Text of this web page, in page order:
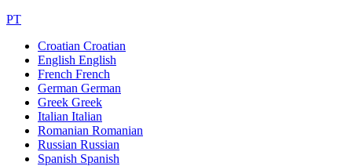
PT
Croatian Croatian
English English
French French
German German
Greek Greek
Italian Italian
Romanian Romanian
Russian Russian
Spanish Spanish